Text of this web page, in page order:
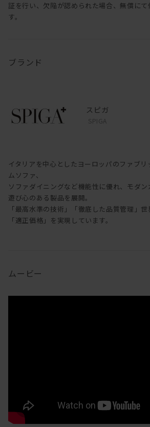
証を行い、欠陥が認められた場合、無償に
す。
ブランド
スピガ
SPIGA
イタリアを中心としたヨーロッパのファブ
ムソファ、
ソファダイニングなど機能性に優れ、モダ
遊び心のある製品を展開。
「最高水準の技術」「徹底した品質管理」
「適正価格」を実現しています。
ムービー